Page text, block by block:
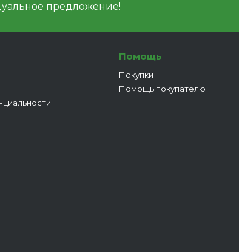
предложение!
Помощь
Покупки
Помощь покупателю